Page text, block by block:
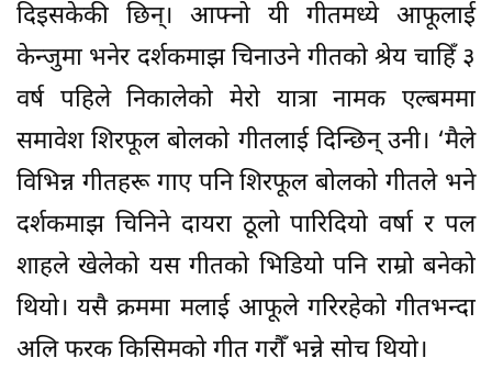
दिइसकेकी छिन्। आफ्नो यी गीतमध्ये आफूलाई
केन्जुमा भनेर दर्शकमाझ चिनाउने गीतको श्रेय चाहिँ ३
वर्ष पहिले निकालेको मेरो यात्रा नामक एल्बममा
समावेश शिरफूल बोलको गीतलाई दिन्छिन् उनी। ‘मैले
विभिन्न गीतहरू गाए पनि शिरफूल बोलको गीतले भने
दर्शकमाझ चिनिने दायरा ठूलो पारिदियो वर्षा र पल
शाहले खेलेको यस गीतको भिडियो पनि राम्रो बनेको
थियो। यसै क्रममा मलाई आफूले गरिरहेको गीतभन्दा
अलि फरक किसिमको गीत गरौँ भन्ने सोच थियो।